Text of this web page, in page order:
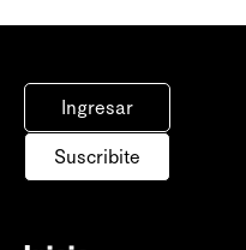
Ingresar
Suscribite